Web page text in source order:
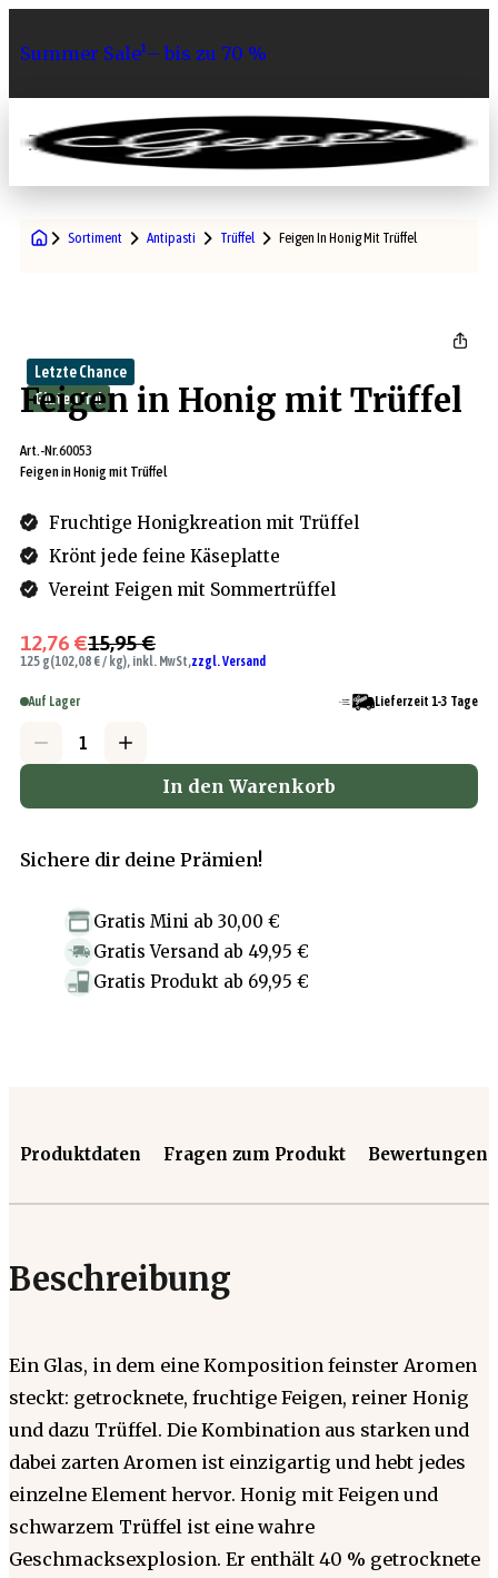
Summer Sale¹– bis zu 70 %
0
Sortiment Antipasti Trüffel Feigen In Honig Mit Trüffel
Letzte Chance
Glutenfrei
Feigen in Honig mit Trüffel
Art.-Nr.60053
Feigen in Honig mit Trüffel
Fruchtige Honigkreation mit Trüffel
Krönt jede feine Käseplatte
Vereint Feigen mit Sommertrüffel
12,76 €15,95 €
125 g(102,08 € / kg), inkl. MwSt,zzgl. Versand
Auf Lager Lieferzeit 1-3 Tage
In den Warenkorb
Sichere dir deine Prämien!
Gratis Mini ab 30,00 €
Gratis Versand ab 49,95 €
Gratis Produkt ab 69,95 €
Produktdaten Fragen zum Produkt Bewertungen
Beschreibung
Ein Glas, in dem eine Komposition feinster Aromen
steckt: getrocknete, fruchtige Feigen, reiner Honig
und dazu Trüffel. Die Kombination aus starken und
dabei zarten Aromen ist einzigartig und hebt jedes
einzelne Element hervor. Honig mit Feigen und
schwarzem Trüffel ist eine wahre
Geschmacksexplosion. Er enthält 40 % getrocknete